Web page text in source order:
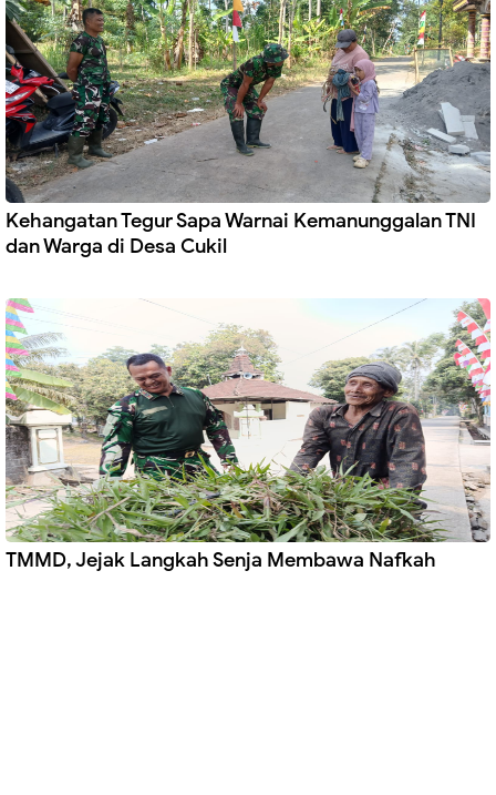
Kehangatan Tegur Sapa Warnai Kemanunggalan TNI
dan Warga di Desa Cukil
TMMD, Jejak Langkah Senja Membawa Nafkah